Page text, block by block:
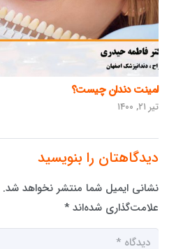
لمینت دندان چیست؟
تیر ۲۱, ۱۴۰۰
دیدگاهتان را بنویسید
نشانی ایمیل شما منتشر نخواهد شد.
علامت‌گذاری شده‌اند *